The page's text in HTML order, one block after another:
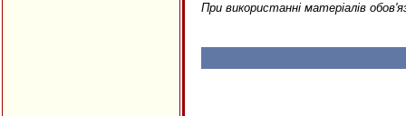
При використанні матеріалів